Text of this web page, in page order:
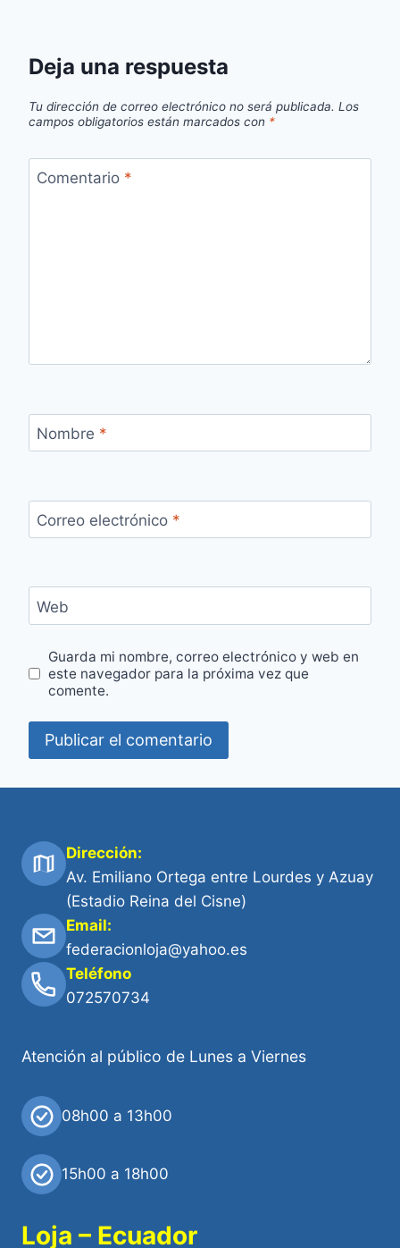
Deja una respuesta
Tu dirección de correo electrónico no será publicada. Los
campos obligatorios están marcados con *
Comentario *
Nombre *
Correo electrónico *
Web
Guarda mi nombre, correo electrónico y web en
este navegador para la próxima vez que
comente.
Dirección:
Av. Emiliano Ortega entre Lourdes y Azuay
(Estadio Reina del Cisne)
Email:
federacionloja@yahoo.es
Teléfono
072570734
Atención al público de Lunes a Viernes
08h00 a 13h00
15h00 a 18h00
Loja – Ecuador